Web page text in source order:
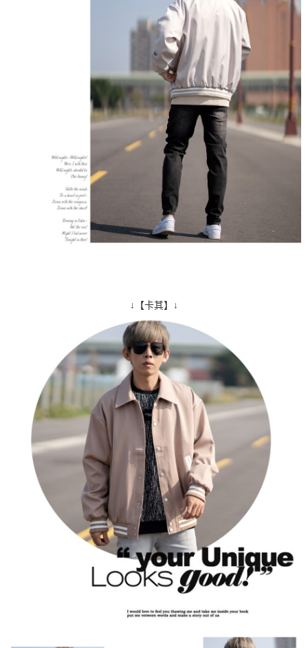
↓【卡其】↓